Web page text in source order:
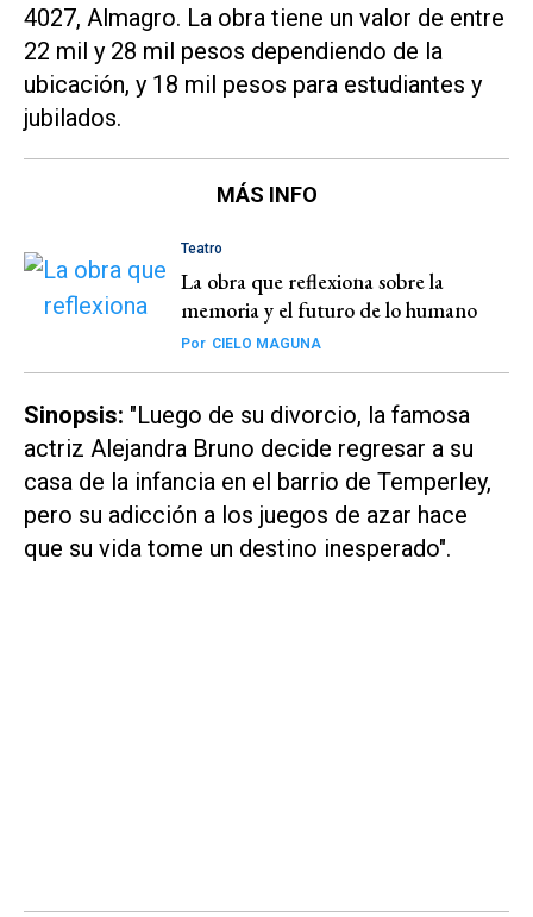
4027, Almagro. La obra tiene un valor de entre
22 mil y 28 mil pesos dependiendo de la
ubicación, y 18 mil pesos para estudiantes y
jubilados.
MÁS INFO
Teatro
La obra que reflexiona sobre la
memoria y el futuro de lo humano
Por CIELO MAGUNA
Sinopsis: "Luego de su divorcio, la famosa
actriz Alejandra Bruno decide regresar a su
casa de la infancia en el barrio de Temperley,
pero su adicción a los juegos de azar hace
que su vida tome un destino inesperado".